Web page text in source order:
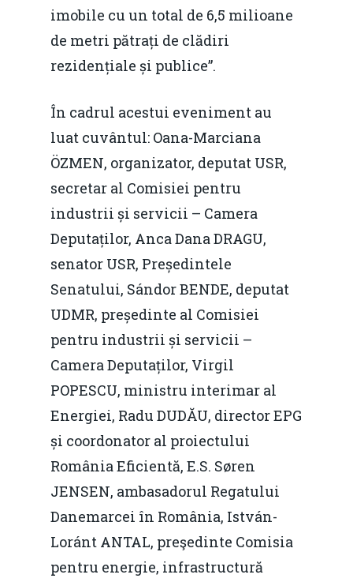
imobile cu un total de 6,5 milioane
de metri pătrați de clădiri
rezidențiale și publice”.
În cadrul acestui eveniment au
luat cuvântul: Oana-Marciana
ÖZMEN, organizator, deputat USR,
secretar al Comisiei pentru
industrii și servicii – Camera
Deputaților, Anca Dana DRAGU,
senator USR, Președintele
Senatului, Sándor BENDE, deputat
UDMR, președinte al Comisiei
pentru industrii și servicii –
Camera Deputaților, Virgil
POPESCU, ministru interimar al
Energiei, Radu DUDĂU, director EPG
și coordonator al proiectului
România Eficientă, E.S. Søren
JENSEN, ambasadorul Regatului
Danemarcei în România, István-
Loránt ANTAL, preşedinte Comisia
pentru energie, infrastructură
Soluții de
IMM
Redresare vs.
Fiscalitate pentru o
Durabilă
Martie 2016
Decembrie 2015
Mai 2015
Agribusiness
Energia
Construcții și
pentru o Românie
Video Forum Marea
concurență.
Contact
Daniel Apostol
Email: